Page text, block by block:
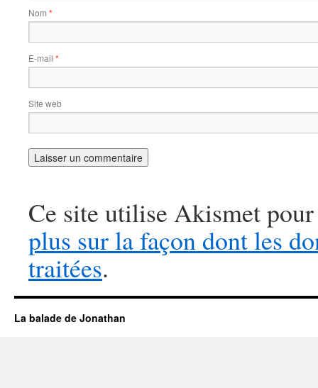
Nom *
E-mail *
Site web
Ce site utilise Akismet
plus sur la façon dont les
traitées.
La balade de Jonathan